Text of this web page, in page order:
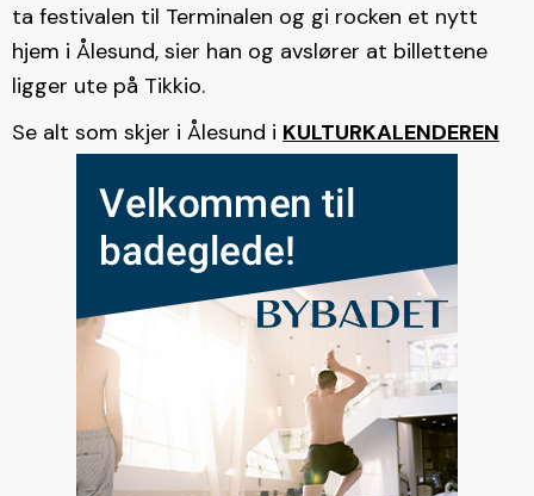
ta festivalen til Terminalen og gi rocken et nytt
hjem i Ålesund, sier han og avslører at billettene
ligger ute på Tikkio.
Se alt som skjer i Ålesund i KULTURKALENDEREN